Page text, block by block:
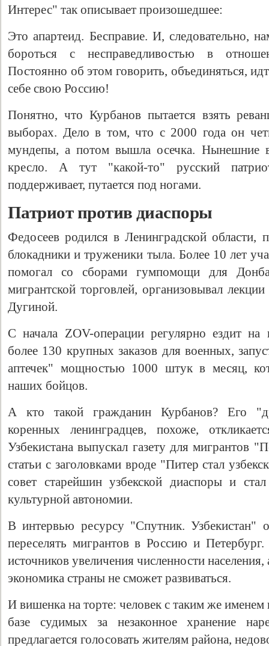
Интерес" так описывает произошедшее:
Это апартеид. Бесправие. И, следовательно,
бороться с несправедливостью в
Постоянно об этом говорить, объединяться,
себе свою Россию!
Понятно, что Курбанов пытается взять
выборах. Дело в том, что с 2000 года он
мундепы, а потом вышла осечка.
кресло. А тут "какой-то" русский
поддерживает, путается под ногами.
Патриот против диаспоры
Федосеев родился в Ленинградской
блокадники и труженики тыла. Более 10 лет
помогал со сборами гумпомощи для
мигрантской торговлей, организовывал
Дугиной.
С начала ZOV-операции регулярно ездит
более 130 крупных заказов для военных,
аптечек" мощностью 1000 штук в месяц,
наших бойцов.
А кто такой гражданин Курбанов? Его
коренных ленинградцев, похоже,
Узбекистана выпускал газету для мигрантов
статьи с заголовками вроде "Питер стал
совет старейшин узбекской диаспоры и стал
культурной автономии.
В интервью ресурсу "Спутник. Узбекистан"
переселять мигрантов в Россию и
источников увеличения численности
экономика страны не сможет развиваться.
И вишенка на торте: человек с таким же
базе судимых за незаконное хранение
предлагается голосовать жителям района,